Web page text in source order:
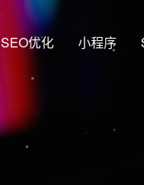
SEO优化 小程序